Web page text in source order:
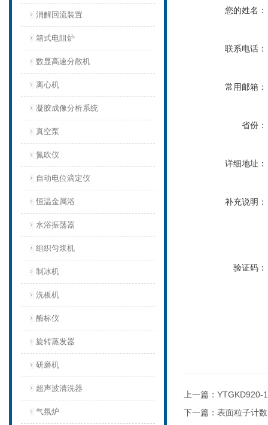
消解回流装置
箱式电阻炉
数显高速分散机
离心机
凝胶成像分析系统
真空泵
氮吹仪
自动电位滴定仪
恒温金属浴
水浴振荡器
组织匀浆机
制冰机
洗板机
酶标仪
旋转蒸发器
研磨机
超声波清洗器
气氛炉
您的姓名：
联系电话：
常用邮箱：
省份：
详细地址：
补充说明：
验证码：
上一篇： YTGKD920-
下一篇： 表面粒子计